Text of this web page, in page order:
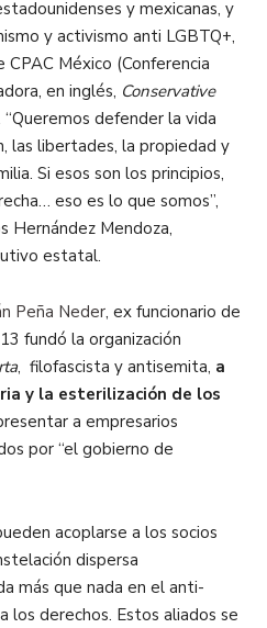
y mexicanas, y
y activismo anti LGBTQ+,
México (Conferencia
en inglés, Conservative
“Queremos defender la vida
las libertades, la propiedad y
Si esos son los principios,
eso es lo que somos”,
Hernández Mendoza,
estatal.
Peña Neder, ex funcionario de
fundó la organización
, filofascista y antisemita, a
y la esterilización de los
a empresarios
por “el gobierno de
acoplarse a los socios
dispersa
más que nada en el anti-
los derechos. Estos aliados se